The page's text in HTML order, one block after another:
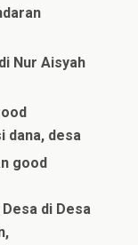
Nur Aisyah
dana, desa
good
di Desa